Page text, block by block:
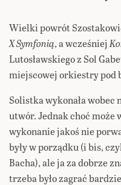
Wielki powrót
X Symfonią, a wcześniej
Lutosławskiego z Sol
miejscowej orkiestry pod
Solistka wykonała wobec
utwór. Jednak choć może
wykonanie jakoś nie
były w porządku (i bis,
Bacha), ale ja za dobrze
trzeba było zagrać